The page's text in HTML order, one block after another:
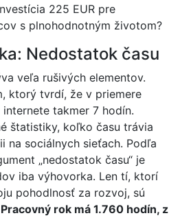
225 EUR pre
s plnohodnotným životom?
Nedostatok času
veľa rušivých elementov.
ktorý tvrdí, že v priemere
takmer 7 hodín.
štatistiky, koľko času trávia
na sociálnych sieťach. Podľa
„nedostatok času“ je
iba výhovorka. Len tí, ktorí
pohodlnosť za rozvoj, sú
Pracovný rok má 1.760 hodín, z